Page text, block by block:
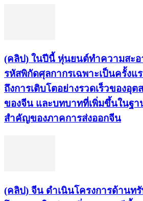
(คลิป) ในปีนี้ หุ่นยนต์ทำความสะ
รหัสพิกัดศุลกากรเฉพาะเป็นครั้งแ
ถึงการเติบโตอย่างรวดเร็วของอุ
ของจีน และบทบาทที่เพิ่มขึ้นในฐา
สำคัญของภาคการส่งออกจีน
(คลิป) จีน ดำเนินโครงการด้านทรั